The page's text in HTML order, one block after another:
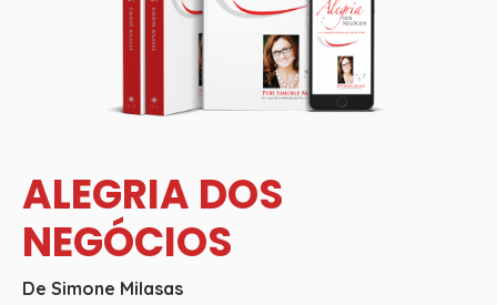
ALEGRIA DOS
NEGÓCIOS
De Simone Milasas